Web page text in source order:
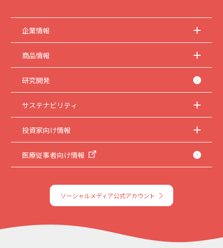
企業情報
商品情報
研究開発
サステナビリティ
投資家向け情報
医療従事者向け情報
ソーシャルメディア公式アカウント